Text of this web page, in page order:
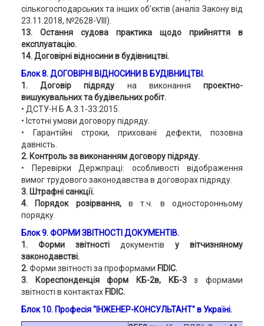
сількогосподарських та інших об’єктів (аналіз Закону від
23.11.2018, №2628-VIII).
13. Остання судова практика щодо прийняття в
експлуатацію.
14. Договірні відносини в будівництві.
Блок 8.ДОГОВІРНІ ВІДНОСИНИ В БУДІВНИЦТВІ.
1. Договір підряду на виконання проектно-
вишукувальних та будівельних робіт.
• ДСТУ-Н Б А.3.1-33:2015.
• Істотні умови договору підряду.
• Гарантійні строки, приховані дефекти, позовна
давність.
2. Контроль за виконанням договору підряду.
• Перевірки Держпраці: особливості відображення
вимог трудового законодавства в договорах підряду.
3. Штрафні санкції.
4. Порядок розірвання,в т.ч. в односторонньому
порядку.
Блок 9. ФОРМИ ЗВІТНОСТІ ДОКУМЕНТІВ.
1. Форми звітності документів у вітчизняному
законодавстві.
2.Форми звітності за проформами FIDIC.
3. Кореспонденція форм КБ-2в, КБ-3з формами
звітності в контактах FIDIC.
Блок 10. Професія "ІНЖЕНЕР-КОНСУЛЬТАНТ" в Україні.